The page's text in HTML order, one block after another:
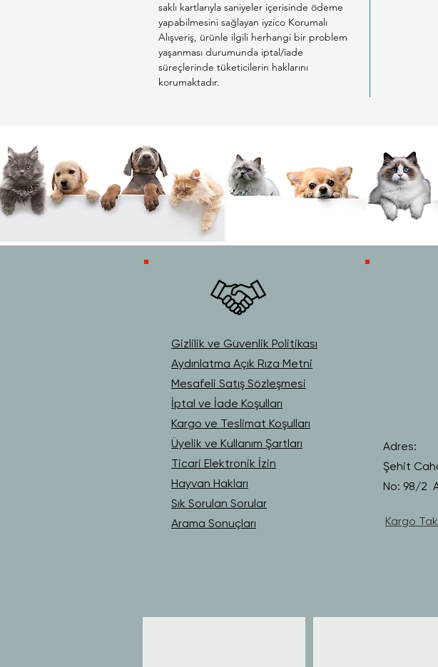
saklı kartlarıyla saniyeler içerisinde ödeme
yapabilmesini sağlayan iyzico Korumalı
Alışveriş, ürünle ilgili herhangi bir problem
yaşanması durumunda iptal/iade
süreçlerinde tüketicilerin haklarını
korumaktadır.
Gizlilik ve Güvenlik Politikası
Aydınlatma Açık Rıza Metni
Mesafeli Satış Sözleşmesi
İptal ve İade Koşulları
Kargo ve Teslimat Koşulları
Üyelik ve Kullanım Şartları
Ticari Elektronik İzin
Hayvan Hakları
Sık Sorulan Sorular
Arama Sonuçları
Adres:
Şehit
No: 98/2
Kargo